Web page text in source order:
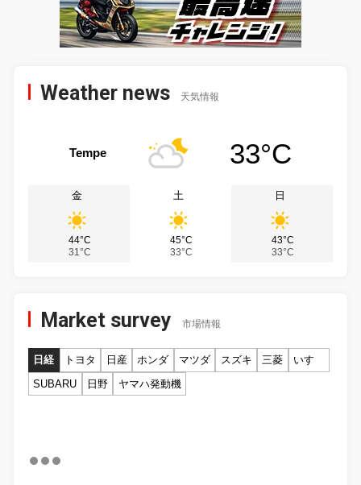
Weather news 天気情報
Tempe 33°C
金
44°C
31°C
土
45°C
33°C
日
43°C
33°C
Market survey 市場情報
日経 トヨタ 日産 ホンダ マツダ スズキ 三菱
いすゞ
SUBARU
日野 ヤマハ発動機